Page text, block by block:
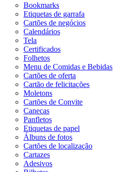
Bookmarks
Etiquetas de garrafa
Cartões de negócios
Calendários
Tela
Certificados
Folhetos
Menu de Comidas e Bebidas
Cartões de oferta
Cartão de felicitações
Moletons
Cartões de Convite
Canecas
Panfletos
Etiquetas de papel
Álbuns de fotos
Cartões de localização
Cartazes
Adesivos